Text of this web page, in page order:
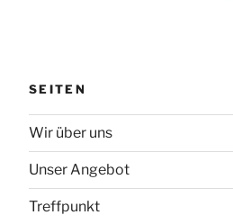
SEITEN
Wir über uns
Unser Angebot
Treffpunkt